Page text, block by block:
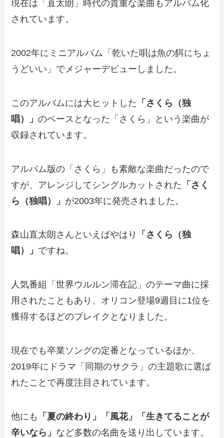
現在は「直太朗」時代の貴重な楽曲もアルバム化
されています。
2002年にミニアルバム「乾いた唄は魚の餌にちょ
うどいい」でメジャーデビューしました。
このアルバムには大ヒットした 「さくら（独
唱）」のベースとなった「さくら」という楽曲が
収録されています。
アルバム版の「さくら」も素敵な楽曲だったので
すが、アレンジしてシングルカットされた 「さく
ら（独唱）」 が2003年に発売されました。
森山直太朗さんといえばやはり
「さくら（独
唱）」 ですね。
人気番組「世界ウルルン滞在記」のテーマ曲に採
用されたこともあり、オリコン登場9週目に1位を
獲得するほどのブレイクとなりました。
現在でも卒業ソングの定番となっているほか、
2019年にドラマ「同期のサクラ」の主題歌に選ば
れたことで再度注目されています。
他にも
「夏の終わり」「風花」「生きてることが
辛いなら」 など多数の名曲を送り出しています。